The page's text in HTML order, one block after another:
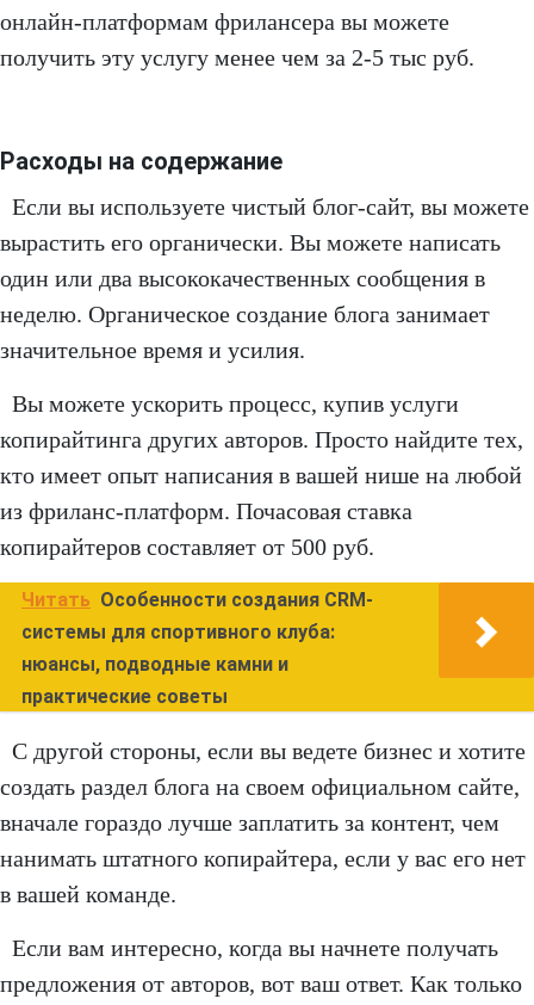
онлайн-платформам фрилансера вы можете
получить эту услугу менее чем за 2-5 тыс руб.
Расходы на содержание
Если вы используете чистый блог-сайт, вы можете
вырастить его органически. Вы можете написать
один или два высококачественных сообщения в
неделю. Органическое создание блога занимает
значительное время и усилия.
Вы можете ускорить процесс, купив услуги
копирайтинга других авторов. Просто найдите тех,
кто имеет опыт написания в вашей нише на любой
из фриланс-платформ. Почасовая ставка
копирайтеров составляет от 500 руб.
Читать Особенности создания CRM-
системы для спортивного клуба:
нюансы, подводные камни и
практические советы
С другой стороны, если вы ведете бизнес и хотите
создать раздел блога на своем официальном сайте,
вначале гораздо лучше заплатить за контент, чем
нанимать штатного копирайтера, если у вас его нет
в вашей команде.
Если вам интересно, когда вы начнете получать
предложения от авторов, вот ваш ответ. Как только